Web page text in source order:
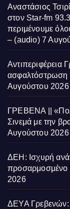
Αναστάσιος
στον Star-fm
περιμένουμε
– (audio) 7
Αντιπεριφέρεια
ασφαλτόστρωση
Αυγούστου 2026
ΓΡΕΒΕΝΑ ||
Σινεμά με την
Αυγούστου 2026
ΔΕΗ: Ισχυρή
προσαρμοσμένο
2026
ΔΕΥΑ Γρεβενών: